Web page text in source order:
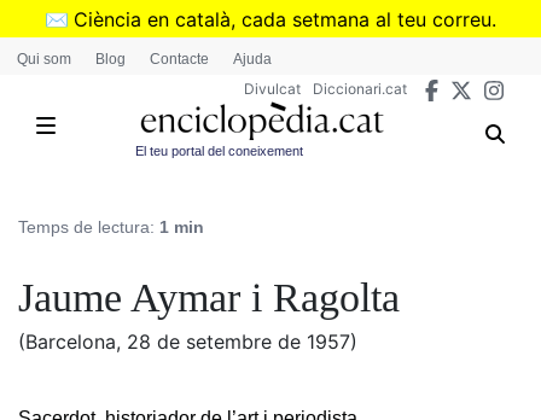
Vés
✉️ Ciència en català, cada setmana al teu correu.
➜Subscriu-te al butlletí de Divulcat
Qui som Blog Contacte Ajuda
Divulcat Diccionari.cat
El teu portal del coneixement
Temps de lectura: 1 min
Jaume Aymar i Ragolta
(Barcelona, 28 de setembre de 1957)